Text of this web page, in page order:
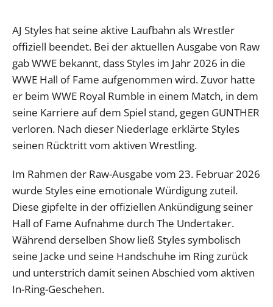
AJ Styles hat seine aktive Laufbahn als Wrestler
offiziell beendet. Bei der aktuellen Ausgabe von Raw
gab WWE bekannt, dass Styles im Jahr 2026 in die
WWE Hall of Fame aufgenommen wird. Zuvor hatte
er beim WWE Royal Rumble in einem Match, in dem
seine Karriere auf dem Spiel stand, gegen GUNTHER
verloren. Nach dieser Niederlage erklärte Styles
seinen Rücktritt vom aktiven Wrestling.
Im Rahmen der Raw-Ausgabe vom 23. Februar 2026
wurde Styles eine emotionale Würdigung zuteil.
Diese gipfelte in der offiziellen Ankündigung seiner
Hall of Fame Aufnahme durch The Undertaker.
Während derselben Show ließ Styles symbolisch
seine Jacke und seine Handschuhe im Ring zurück
und unterstrich damit seinen Abschied vom aktiven
In-Ring-Geschehen.